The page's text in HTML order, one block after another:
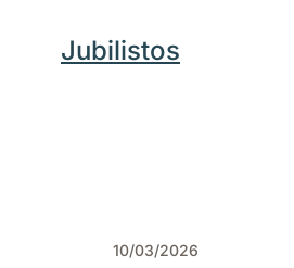
Jubilistos
10/03/2026